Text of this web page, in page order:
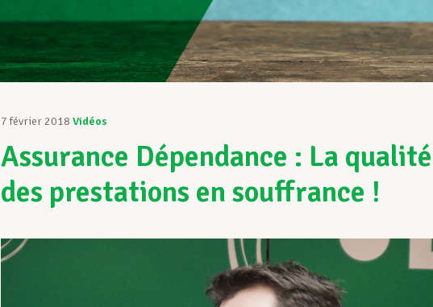
7 février 2018 Vidéos
Assurance Dépendance : La qualité
des prestations en souffrance !